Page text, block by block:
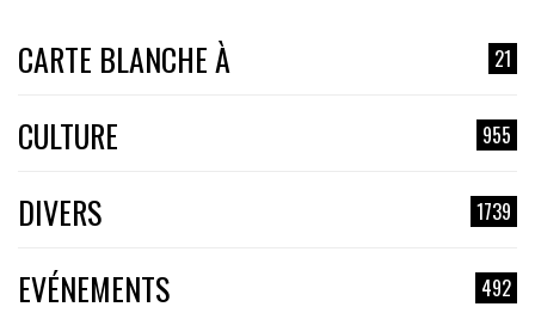
CARTE BLANCHE À 21
CULTURE 955
DIVERS 1739
EVÉNEMENTS 492